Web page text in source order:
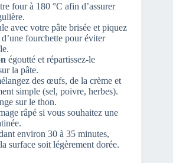
four à 180 °C afin d’assurer
avec votre pâte brisée et piquez
fourchette pour éviter
égoutté et répartissez-le
la pâte.
des œufs, de la crème et
simple (sel, poivre, herbes).
sur le thon.
râpé si vous souhaitez une
environ 30 à 35 minutes,
surface soit légèrement dorée.